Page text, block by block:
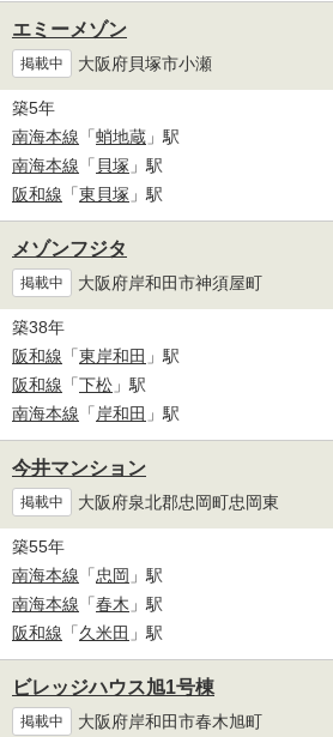
エミーメゾン
掲載中 大阪府貝塚市小瀬
築5年
南海本線 「蛸地蔵 」駅
南海本線 「 貝塚 」駅
阪和線 「東貝塚 」駅
メゾンフジタ
掲載中 大阪府岸和田市神須屋町
築38年
阪和線 「東岸和田 」駅
阪和線 「下松 」駅
南海本線 「岸和田 」駅
今井マンション
掲載中 大阪府泉北郡忠岡町忠岡東
築55年
南海本線 「忠岡 」駅
南海本線 「春木 」駅
阪和線 「久米田 」駅
ビレッジハウス旭1号棟
掲載中 大阪府岸和田市春木旭町